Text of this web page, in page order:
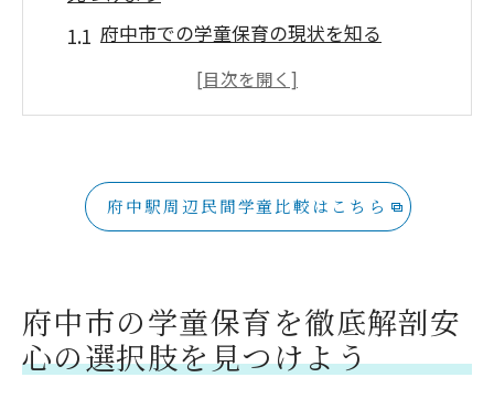
府中市での学童保育の現状を知る
地域に密着した学童保育の特色
公設学童と民間学童の基本情報を比較
イント
保護者の声から学ぶ学童保育の実情
公設と民間学童保育の違いを知って最適な選
択を
公設学童保育の利用メリットとデメリッ
府中駅周辺民間学童比較はこちら
府中市の学童保育を徹底解剖安
心の選択肢を見つけよう